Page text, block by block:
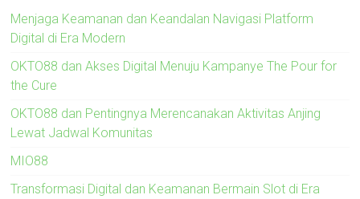
Menjaga Keamanan dan Keandalan Navigasi Platform
Digital di Era Modern
OKTO88 dan Akses Digital Menuju Kampanye The Pour for
the Cure
OKTO88 dan Pentingnya Merencanakan Aktivitas Anjing
Lewat Jadwal Komunitas
MIO88
Transformasi Digital dan Keamanan Bermain Slot di Era